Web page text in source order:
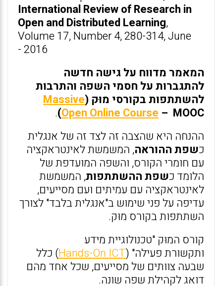
International Review of Research in
Open and Distributed Learning,
Volume 17, Number 4, 280-314, June
- 2016
המאמר מדווח על גישה חדשה
להתגברות על חסמי השפה והתרבות
להשתתפות בקורסי מוּק (Massive
Open Online Course – MOOC)
.
ההנחה היא שהצבה זה לצד זה של אנגלית
כשפת ההוראה, המשמשת לאינטראקציה
עם חומרי הקורס, והשפה המועדפת של
הלומד כשפת ההשתתפות, המשמשת
לאינטראקציה עם עמיתים ועם מסייעים,
עדיפה על פני שימוש ב"אנגלית בלבד" לצורך
השתתפות בקורס מוּק.
קורס המוּק "טכנולוגיית מידע
ותקשורת פעילה" (Hands-On ICT) כלל
שבעה צוותים של מסייעים, שכל אחד מהם
דואג לקהילת שפה שונה.